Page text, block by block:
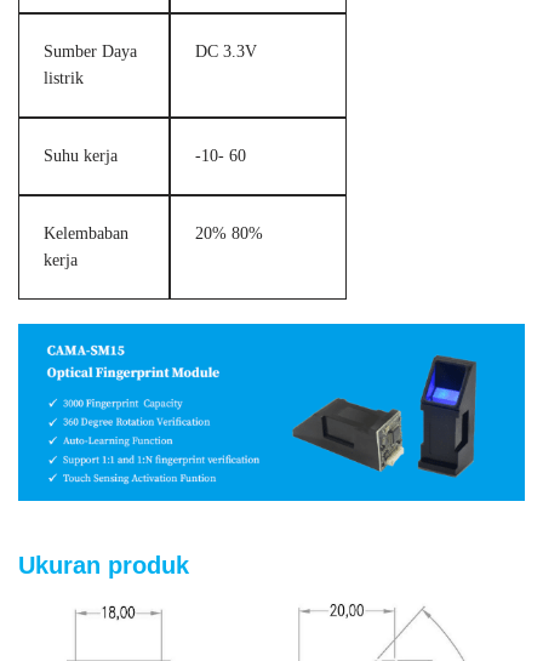
Sumber Daya
listrik
DC 3.3V
Suhu kerja -10- 60
Kelembaban
kerja
20% 80%
Ukuran produk